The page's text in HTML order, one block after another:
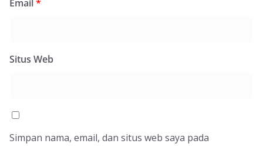
Email*
Situs Web
Simpan nama, email, dan situs web saya pada